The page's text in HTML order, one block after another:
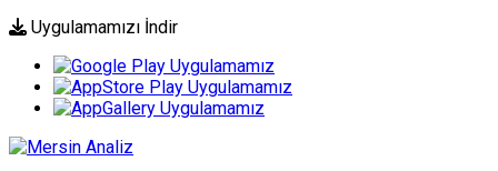
Uygulamamızı İndir